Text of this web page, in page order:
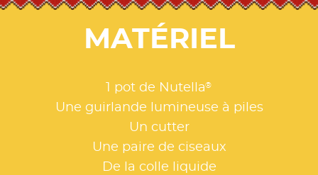
MATÉRIEL
1 pot de Nutella®
Une guirlande lumineuse à piles
Un cutter
Une paire de ciseaux
De la colle liquide